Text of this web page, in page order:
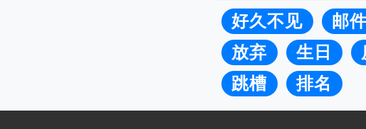
好久不见 邮
放弃
生日
跳槽
排名